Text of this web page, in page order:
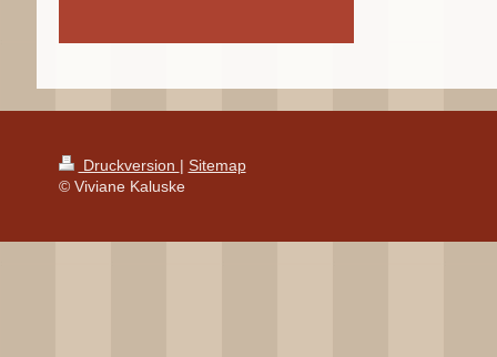
Druckversion | Sitemap
© Viviane Kaluske